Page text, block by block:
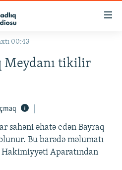
00:43
Meydanı tikilir
sahəni əhatə edən Bayraq
Bu barədə məlumatı
Hakimiyyəti Aparatından